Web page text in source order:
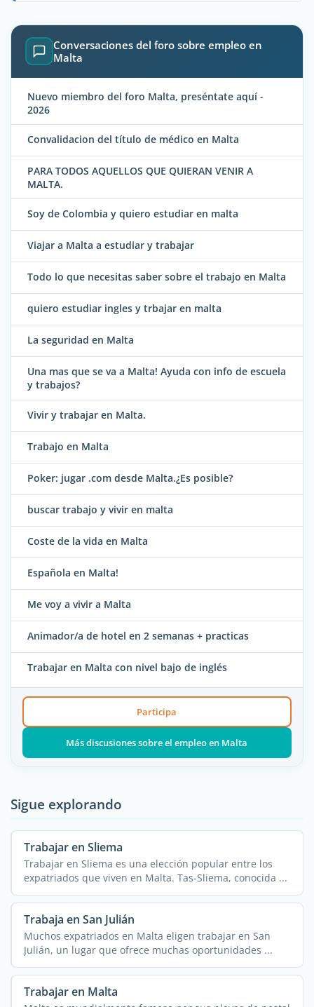
Conversaciones del foro sobre empleo en
Malta
Nuevo miembro del foro Malta, preséntate aquí -
2026
Convalidacion del título de médico en Malta
PARA TODOS AQUELLOS QUE QUIERAN VENIR A
MALTA.
Soy de Colombia y quiero estudiar en malta
Viajar a Malta a estudiar y trabajar
Todo lo que necesitas saber sobre el trabajo en Malta
quiero estudiar ingles y trbajar en malta
La seguridad en Malta
Una mas que se va a Malta! Ayuda con info de escuela
y trabajos?
Vivir y trabajar en Malta.
Trabajo en Malta
Poker: jugar .com desde Malta.¿Es posible?
buscar trabajo y vivir en malta
Coste de la vida en Malta
Española en Malta!
Me voy a vivir a Malta
Animador/a de hotel en 2 semanas + practicas
Trabajar en Malta con nivel bajo de inglés
Participa
Más discusiones sobre el empleo en Malta
Sigue explorando
Trabajar en Sliema
Trabajar en Sliema es una elección popular entre los
expatriados que viven en Malta. Tas-Sliema, conocida ...
Trabaja en San Julián
Muchos expatriados en Malta eligen trabajar en San
Julián, un lugar que ofrece muchas oportunidades ...
Trabajar en Malta